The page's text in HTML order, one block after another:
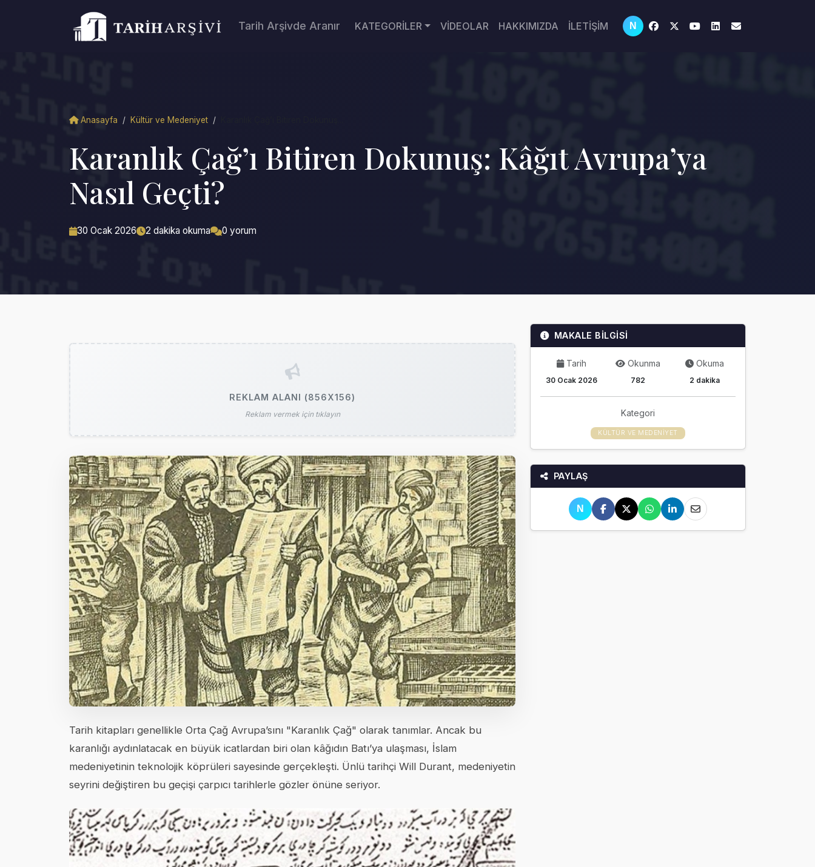
Tarih Arşivde Aranır KATEGORİLER VİDEOLAR HAKKIMIZDA İLETİŞİM N
Anasayfa / Kültür ve Medeniyet /
Karanlık Çağ’ı Bitiren Dokunuş: Kâğıt Avrupa’ya
Nasıl Geçti?
30 Ocak 2026 2 dakika okuma 0 yorum
REKLAM ALANI (856X156)
Reklam vermek için tıklayın
Tarih kitapları genellikle Orta Çağ Avrupa’sını "Karanlık Çağ" olarak tanımlar. Ancak bu
karanlığı aydınlatacak en büyük icatlardan biri olan kâğıdın Batı’ya ulaşması, İslam
medeniyetinin teknolojik köprüleri sayesinde gerçekleşti. Ünlü tarihçi Will Durant, medeniyetin
seyrini değiştiren bu geçişi çarpıcı tarihlerle gözler önüne seriyor.
MAKALE BİLGİSİ
Tarih
30 Ocak 2026
Okunma
782
Okuma
2 dakika
Kategori
KÜLTÜR VE MEDENIYET
PAYLAŞ
N